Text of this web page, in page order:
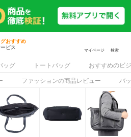
おすすめ
ビス
マイページ 検索
ッグ トートバッグ
おすすめのビ
ファッションの商品レビュー バ